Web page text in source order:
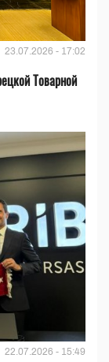
23.07.2026 - 17:02
Товарной
22.07.2026 - 15:49